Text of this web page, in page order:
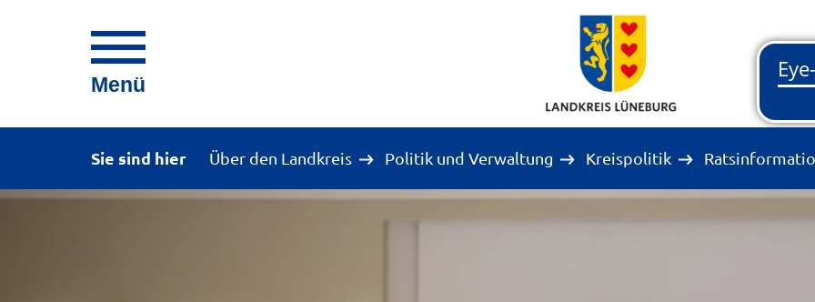
Menü
Sie sind hier Über den Landkreis Politik und Verwaltung Kreispolitik